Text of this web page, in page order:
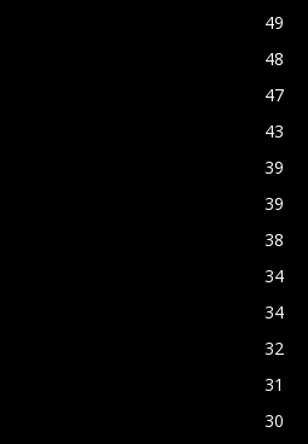
49
48
47
43
39
39
38
34
34
32
31
30